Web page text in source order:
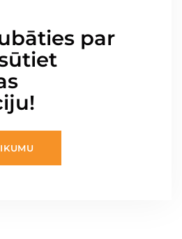
par